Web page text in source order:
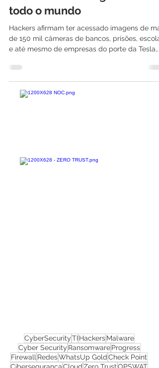
2 min de leitura
Hackers invadem mais de 150
mil câmeras de vigilância em
todo o mundo
Hackers afirmam ter acessado imagens de
de 150 mil câmeras de bancos, prisões,
e até mesmo de empresas do porte da Tesla,...
redes sociais!